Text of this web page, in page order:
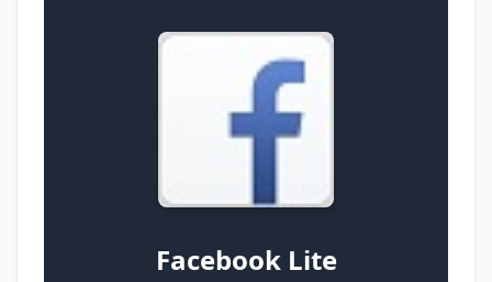
Facebook Lite